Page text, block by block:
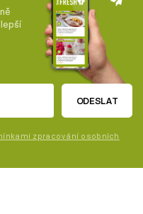
ODESLAT
zpracování osobních